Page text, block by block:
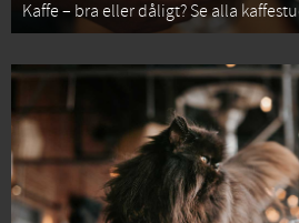
Kaffe – bra eller dåligt? Se alla